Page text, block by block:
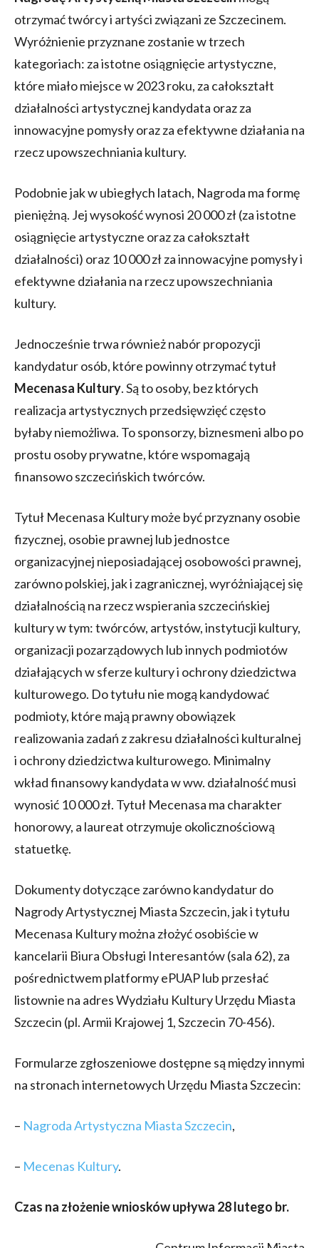
otrzymać twórcy i artyści związani ze Szczecinem.
Wyróżnienie przyznane zostanie w trzech
kategoriach: za istotne osiągnięcie artystyczne,
które miało miejsce w 2023 roku, za całokształt
działalności artystycznej kandydata oraz za
innowacyjne pomysły oraz za efektywne działania na
rzecz upowszechniania kultury.
Podobnie jak w ubiegłych latach, Nagroda ma formę
pieniężną. Jej wysokość wynosi 20 000 zł (za istotne
osiągnięcie artystyczne oraz za całokształt
działalności) oraz 10 000 zł za innowacyjne pomysły i
efektywne działania na rzecz upowszechniania
kultury.
Jednocześnie trwa również nabór propozycji
kandydatur osób, które powinny otrzymać tytuł
Mecenasa Kultury. Są to osoby, bez których
realizacja artystycznych przedsięwzięć często
byłaby niemożliwa. To sponsorzy, biznesmeni albo po
prostu osoby prywatne, które wspomagają
finansowo szczecińskich twórców.
Tytuł Mecenasa Kultury może być przyznany osobie
fizycznej, osobie prawnej lub jednostce
organizacyjnej nieposiadającej osobowości prawnej,
zarówno polskiej, jak i zagranicznej, wyróżniającej się
działalnością na rzecz wspierania szczecińskiej
kultury w tym: twórców, artystów, instytucji kultury,
organizacji pozarządowych lub innych podmiotów
działających w sferze kultury i ochrony dziedzictwa
kulturowego. Do tytułu nie mogą kandydować
podmioty, które mają prawny obowiązek
realizowania zadań z zakresu działalności kulturalnej
i ochrony dziedzictwa kulturowego. Minimalny
wkład finansowy kandydata w ww. działalność musi
wynosić 10 000 zł. Tytuł Mecenasa ma charakter
honorowy, a laureat otrzymuje okolicznościową
statuetkę.
Dokumenty dotyczące zarówno kandydatur do
Nagrody Artystycznej Miasta Szczecin, jak i tytułu
Mecenasa Kultury można złożyć osobiście w
kancelarii Biura Obsługi Interesantów (sala 62), za
pośrednictwem platformy ePUAP lub przesłać
listownie na adres Wydziału Kultury Urzędu Miasta
Szczecin (pl. Armii Krajowej 1, Szczecin 70-456).
Formularze zgłoszeniowe dostępne są między innymi
na stronach internetowych Urzędu Miasta Szczecin:
– Nagroda Artystyczna Miasta Szczecin,
– Mecenas Kultury.
Czas na złożenie wniosków upływa 28 lutego br.